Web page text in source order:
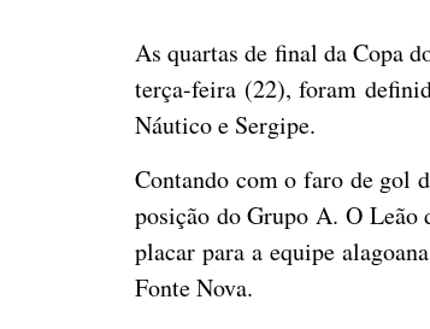
As quartas de final da Copa
terça-feira (22), foram
Náutico e Sergipe.
Contando com o faro de gol
posição do Grupo A. O Leão
placar para a equipe
Fonte Nova.